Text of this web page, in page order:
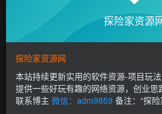
探险家资源
探险家资源网
本站持续更新实用的软件资源-项目玩
提供一些好玩有趣的网络资源，创业思
联系博主 微信：adm9859 备注：“探险